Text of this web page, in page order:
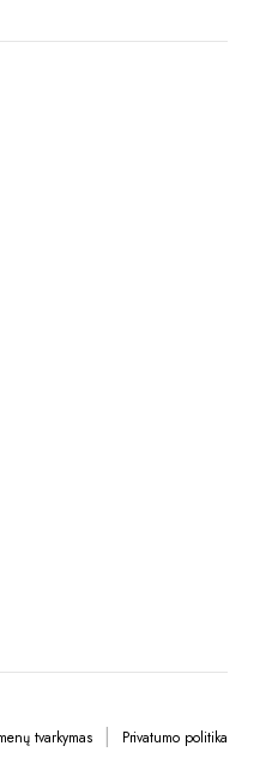
tvarkymas Privatumo politika